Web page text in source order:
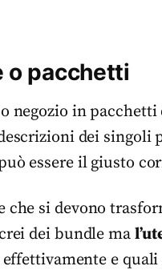
o pacchetti
negozio in
dei singoli
essere il giusto
che si devono
dei bundle ma
e